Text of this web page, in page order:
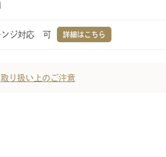
ンジ対応 可 詳細はこちら
取り扱い上のご注意